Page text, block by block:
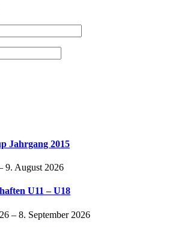
Jahrgang 2015
9. August 2026
U11 – U18
– 8. September 2026